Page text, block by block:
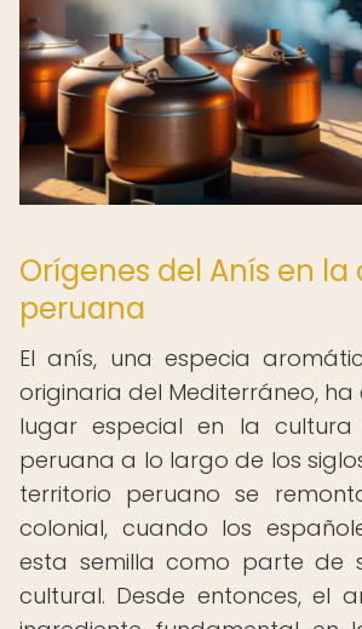
Orígenes del Anís en
peruana
El anís, una especia
originaria del Mediterráneo,
lugar especial en la cultura
peruana a lo largo de los
territorio peruano se
colonial, cuando los
esta semilla como parte de
cultural. Desde entonces, el